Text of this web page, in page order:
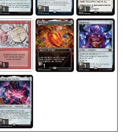
1 1 1
1 1 1
1